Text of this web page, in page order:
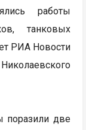
работы
танковых
РИА Новости
поразили две